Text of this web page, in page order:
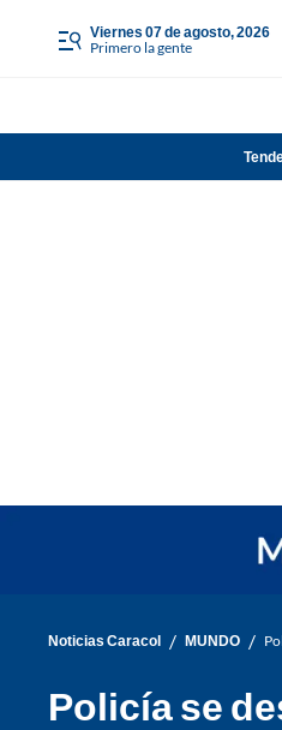
viernes 07 de agosto, 2026
Primero la gente
Noticias Caracol / MUNDO /
Policía se